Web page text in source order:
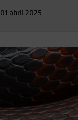
01 abril 2025